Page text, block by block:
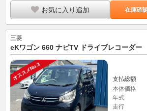
お気に入り追加 在庫確
三菱
eKワゴン 660 ナビTV ドライブレコーダー
オススメNo.3 支払総額
本体価格
年式
走行